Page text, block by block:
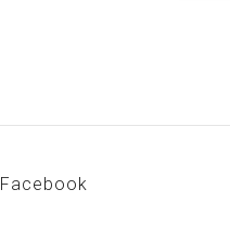
Facebook